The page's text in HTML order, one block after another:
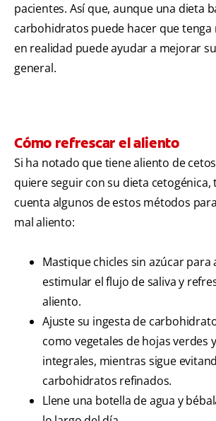
pacientes. Así que, aunque una dieta
carbohidratos puede hacer que tenga
en realidad puede ayudar a mejorar
general.
Cómo refrescar el aliento
Si ha notado que tiene aliento de
quiere seguir con su dieta cetogénica,
cuenta algunos de estos métodos
mal aliento:
Mastique chicles sin azúcar para
estimular el flujo de saliva y
aliento.
Ajuste su ingesta de
como vegetales de hojas verdes
integrales, mientras sigue
carbohidratos refinados.
Llene una botella de agua y